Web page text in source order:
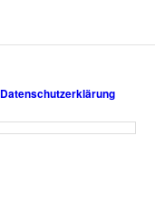
Datenschutzerklärung